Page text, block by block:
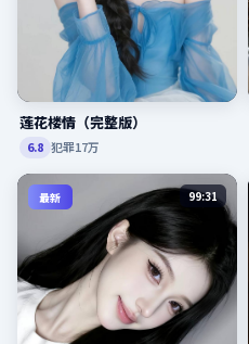
莲花楼情（完整版）
6.8 犯罪17万
最新 99:31